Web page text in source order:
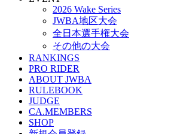
2026 Wake Series
JWBA地区大会
全日本選手権大会
その他の大会
RANKINGS
PRO RIDER
ABOUT JWBA
RULEBOOK
JUDGE
CA.MEMBERS
SHOP